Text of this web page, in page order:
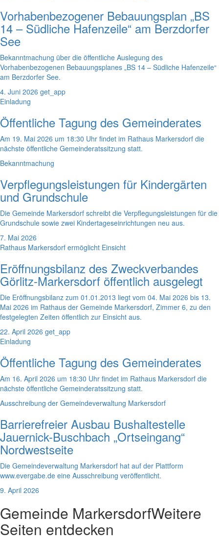
Vorhabenbezogener Bebauungsplan „BS
14 – Südliche Hafenzeile“ am Berzdorfer
See
Bekanntmachung über die öffentliche Auslegung des
Vorhabenbezogenen Bebauungsplanes „BS 14 – Südliche Hafenzeile“
am Berzdorfer See.
4. Juni 2026 get_app
Einladung
Öffentliche Tagung des Gemeinderates
Am 19. Mai 2026 um 18:30 Uhr findet im Rathaus Markersdorf die
nächste öffentliche Gemeinderatssitzung statt.
Bekanntmachung
Verpflegungsleistungen für Kindergärten
und Grundschule
Die Gemeinde Markersdorf schreibt die Verpflegungsleistungen für die
Grundschule sowie zwei Kindertageseinrichtungen neu aus.
7. Mai 2026
Rathaus Markersdorf ermöglicht Einsicht
Eröffnungsbilanz des Zweckverbandes
Görlitz-Markersdorf öffentlich ausgelegt
Die Eröffnungsbilanz zum 01.01.2013 liegt vom 04. Mai 2026 bis 13.
Mai 2026 im Rathaus der Gemeinde Markersdorf, Zimmer 6, zu den
festgelegten Zeiten öffentlich zur Einsicht aus.
22. April 2026 get_app
Einladung
Öffentliche Tagung des Gemeinderates
Am 16. April 2026 um 18:30 Uhr findet im Rathaus Markersdorf die
nächste öffentliche Gemeinderatssitzung statt.
Ausschreibung der Gemeindeverwaltung Markersdorf
Barrierefreier Ausbau Bushaltestelle
Jauernick-Buschbach „Ortseingang“
Nordwestseite
Die Gemeindeverwaltung Markersdorf hat auf der Plattform
www.evergabe.de eine Ausschreibung veröffentlicht.
9. April 2026
Gemeinde MarkersdorfWeitere
Seiten entdecken